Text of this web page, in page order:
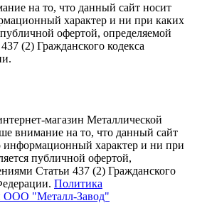
на то, что данный сайт носит
характер и ни при каких
офертой, определяемой
(2) Гражданского кодекса
магазин Металлической
внимание на то, что данный сайт
информационный характер и ни при
публичной офертой,
Статьи 437 (2) Гражданского
Политика
ООО "Металл-Завод"